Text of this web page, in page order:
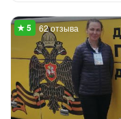
62 отзыва